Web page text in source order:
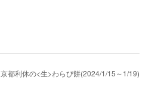
京都利休の<生>わらび餅(2024/1/15～1/19)